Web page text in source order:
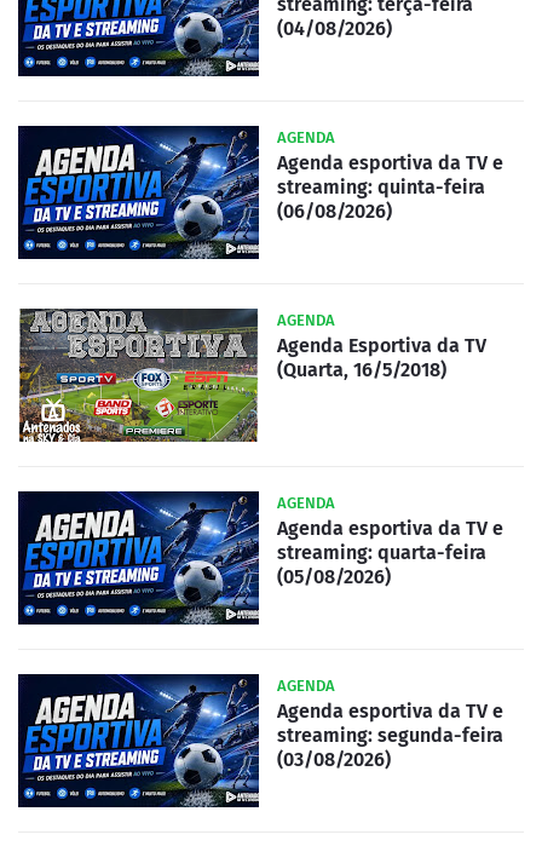
(04/08/2026)
AGENDA
Agenda esportiva da TV e
streaming: quinta-feira
(06/08/2026)
AGENDA
Agenda Esportiva da TV
(Quarta, 16/5/2018)
AGENDA
Agenda esportiva da TV e
streaming: quarta-feira
(05/08/2026)
AGENDA
Agenda esportiva da TV e
streaming: segunda-feira
(03/08/2026)